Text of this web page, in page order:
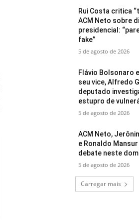
Rui Costa critica
ACM Neto sobre
presidencial:
fake”
5 de agosto de 2026
Flávio Bolsonaro
seu vice, Alfredo
deputado
estupro de
5 de agosto de 2026
ACM Neto,
e Ronaldo
debate neste
5 de agosto de 2026
Carregar mais